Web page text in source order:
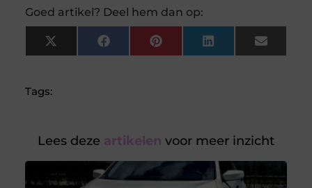
Goed artikel? Deel hem dan op:
X
(Twitter)
FacebookPinterest LinkedIn Email
Tags:
Lees deze artikelen voor meer inzicht